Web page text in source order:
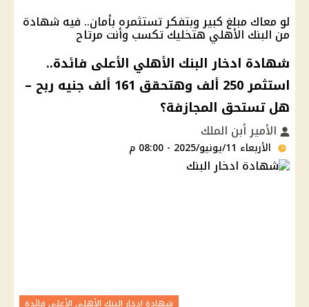
لو معاك مبلغ كبير وبتفكر تستثمره بأمان.. فيه شهادة
من البنك الأهلي هتخليك تكسب وأنت مرتاح
شهادة ادخار البنك الأهلي الأعلى فائدة..
استثمر 250 ألف وهتحقق 161 ألف جنيه ربح –
هل تستحق المجازفة؟
الأمير أبن الملك
الأربعاء 11/يونيو/2025 - 08:00 م
شهادة ادخار البنك الأهلي الأعلى فائدة